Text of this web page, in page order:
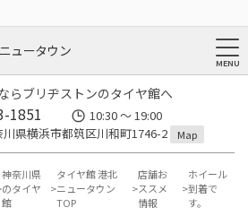
ュータウン
らブリヂストンのタイヤ館へ
1851
10:30 ～ 19:00
県横浜市都筑区川和町1746-2
Map
神奈川県
のタイヤ
館
タイヤ館 港北
ニュータウン
TOP
店舗お
ススメ
情報
ホイール
到着で
す。